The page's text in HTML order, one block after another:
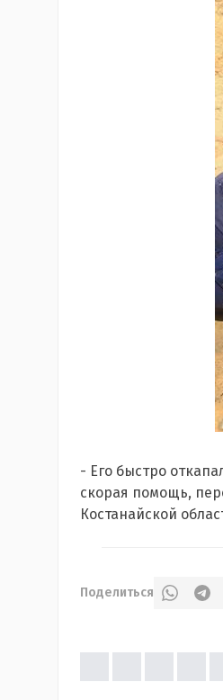
- Его быстро
скорая помощь,
Костанайской
Поделиться